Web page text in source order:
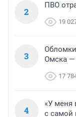
2
ПВО
19
3
Омска —
17
4
«У меня
с самой